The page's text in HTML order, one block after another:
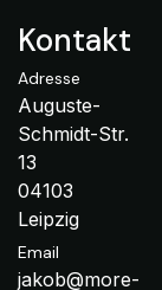
Kontakt
Adresse
Auguste-
Schmidt-Str.
13
04103
Leipzig
Email
jakob@more-